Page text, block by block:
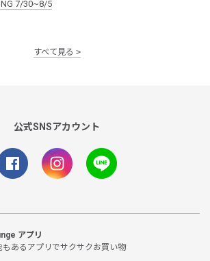
7/30~8/5
すべて見る
公式SNSアカウント
アプリ
もあるアプリでサクサクお買い物